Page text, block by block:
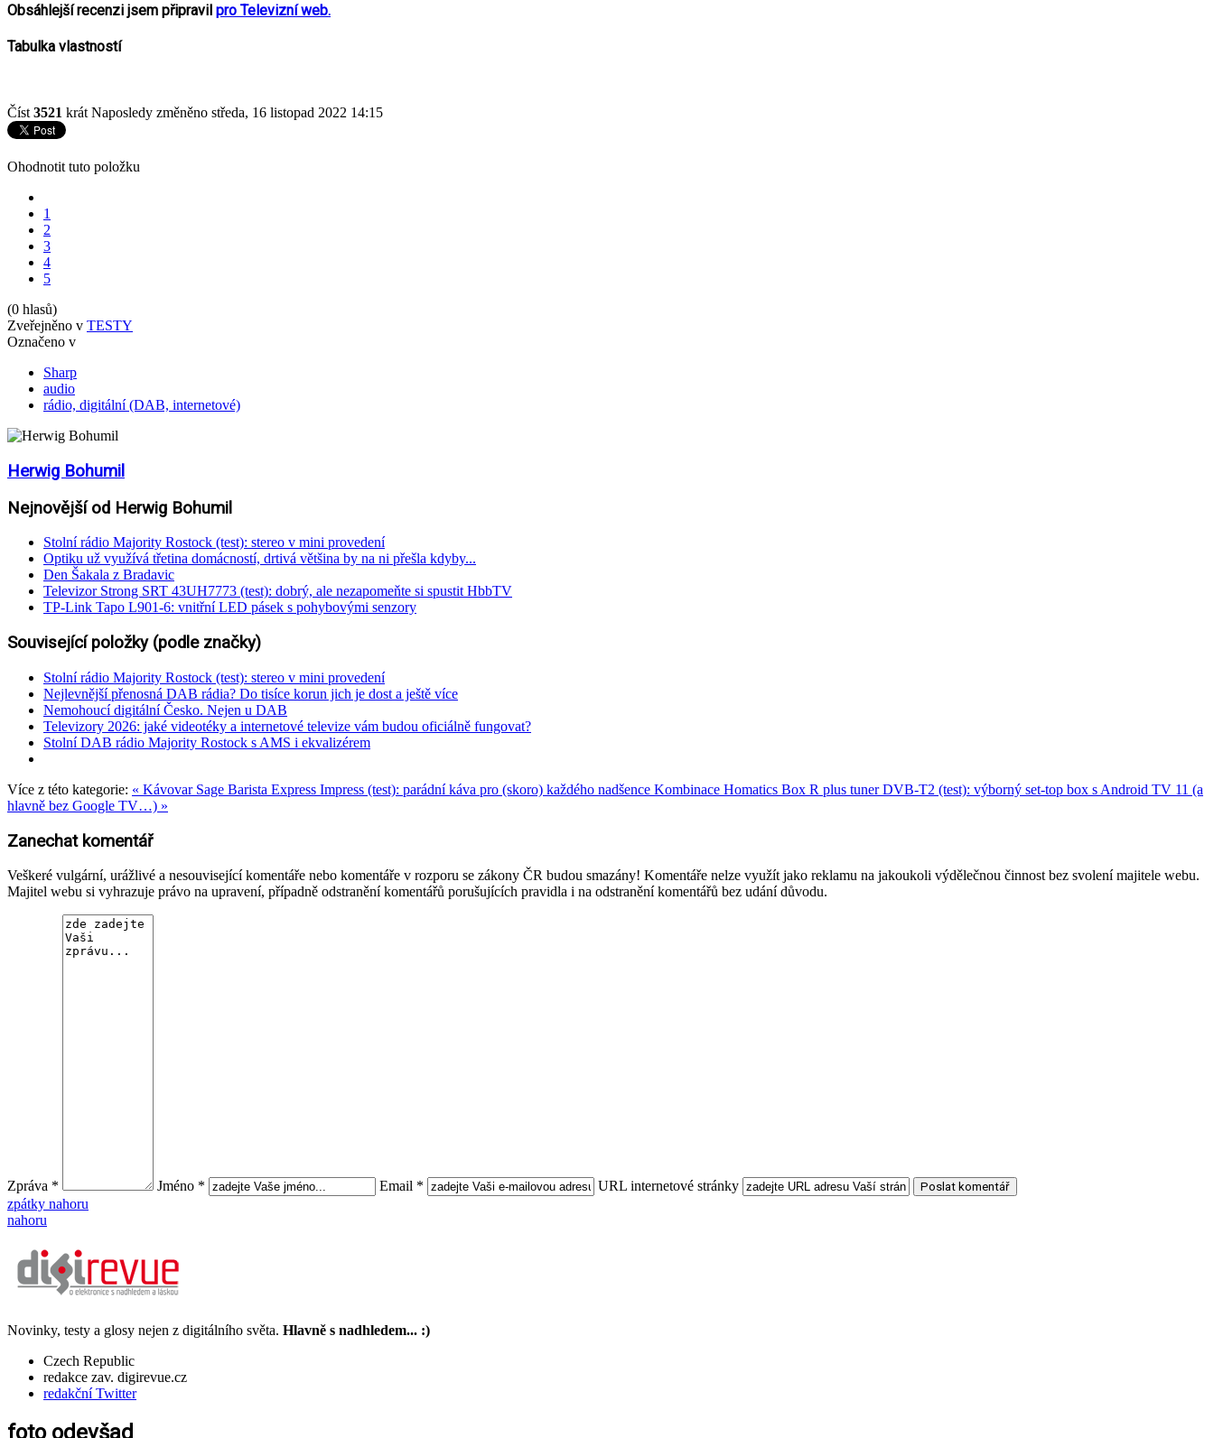
Obsáhlejší recenzi jsem připravil pro Televizní web.
Tabulka vlastností
Číst 3521 krát Naposledy změněno středa, 16 listopad 2022 14:15
Ohodnotit tuto položku
1
2
3
4
5
(0 hlasů)
Zveřejněno v TESTY
Označeno v
Sharp
audio
rádio, digitální (DAB, internetové)
Herwig Bohumil
Nejnovější od Herwig Bohumil
Stolní rádio Majority Rostock (test): stereo v mini provedení
Optiku už využívá třetina domácností, drtivá většina by na ni přešla kdyby...
Den Šakala z Bradavic
Televizor Strong SRT 43UH7773 (test): dobrý, ale nezapomeňte si spustit HbbTV
TP-Link Tapo L901-6: vnitřní LED pásek s pohybovými senzory
Související položky (podle značky)
Stolní rádio Majority Rostock (test): stereo v mini provedení
Nejlevnější přenosná DAB rádia? Do tisíce korun jich je dost a ještě více
Nemohoucí digitální Česko. Nejen u DAB
Televizory 2026: jaké videotéky a internetové televize vám budou oficiálně fungovat?
Stolní DAB rádio Majority Rostock s AMS i ekvalizérem
Více z této kategorie: « Kávovar Sage Barista Express Impress (test): parádní káva pro (skoro) každého nadšence Kombinace Homatics Box R plus tuner DVB-T2 (test): výborný set-top box s Android TV 11 (a
hlavně bez Google TV…) »
Zanechat komentář
Veškeré vulgární, urážlivé a nesouvisející komentáře nebo komentáře v rozporu se zákony ČR budou smazány! Komentáře nelze využít jako reklamu na jakoukoli výdělečnou činnost bez svolení majitele webu.
Majitel webu si vyhrazuje právo na upravení, případně odstranění komentářů porušujících pravidla i na odstranění komentářů bez udání důvodu.
Zpráva * Jméno * Email *
URL internetové stránky
zpátky nahoru
nahoru
Novinky, testy a glosy nejen z digitálního světa. Hlavně s nadhledem... :)
Czech Republic
redakce zav. digirevue.cz
redakční Twitter
foto odevšad